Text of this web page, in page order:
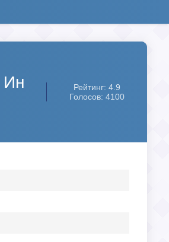
Ин
Рейтинг: 4.9
Голосов: 4100